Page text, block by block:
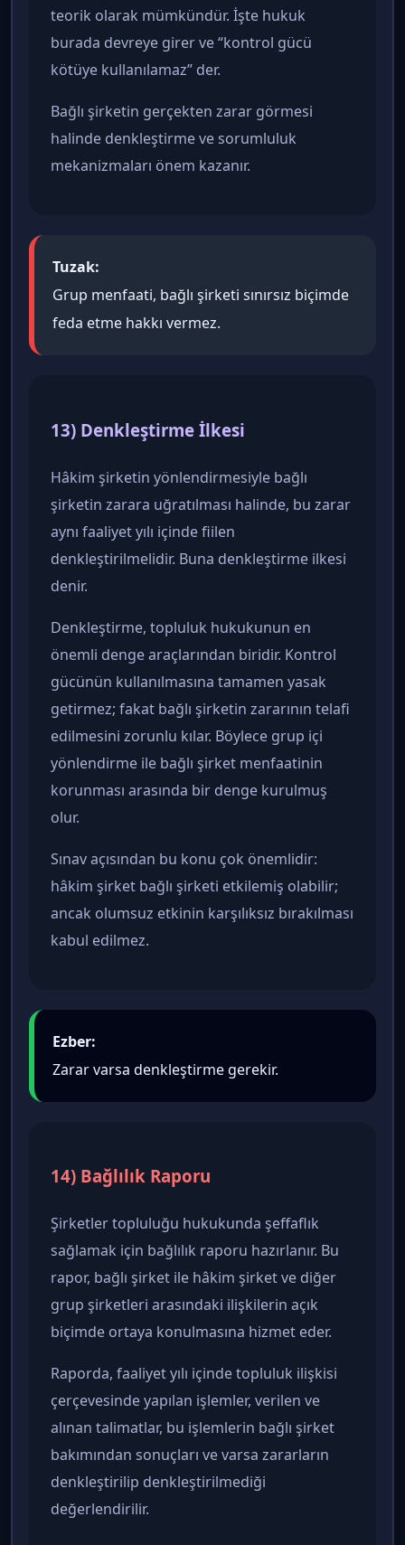
teorik olarak mümkündür. İşte hukuk
burada devreye girer ve “kontrol gücü
kötüye kullanılamaz” der.
Bağlı şirketin gerçekten zarar görmesi
halinde denkleştirme ve sorumluluk
mekanizmaları önem kazanır.
Tuzak:
Grup menfaati, bağlı şirketi sınırsız biçimde
feda etme hakkı vermez.
13) Denkleştirme İlkesi
Hâkim şirketin yönlendirmesiyle bağlı
şirketin zarara uğratılması halinde, bu zarar
aynı faaliyet yılı içinde fiilen
denkleştirilmelidir. Buna denkleştirme ilkesi
denir.
Denkleştirme, topluluk hukukunun en
önemli denge araçlarından biridir. Kontrol
gücünün kullanılmasına tamamen yasak
getirmez; fakat bağlı şirketin zararının telafi
edilmesini zorunlu kılar. Böylece grup içi
yönlendirme ile bağlı şirket menfaatinin
korunması arasında bir denge kurulmuş
olur.
Sınav açısından bu konu çok önemlidir:
hâkim şirket bağlı şirketi etkilemiş olabilir;
ancak olumsuz etkinin karşılıksız bırakılması
kabul edilmez.
Ezber:
Zarar varsa denkleştirme gerekir.
14) Bağlılık Raporu
Şirketler topluluğu hukukunda şeffaflık
sağlamak için bağlılık raporu hazırlanır. Bu
rapor, bağlı şirket ile hâkim şirket ve diğer
grup şirketleri arasındaki ilişkilerin açık
biçimde ortaya konulmasına hizmet eder.
Raporda, faaliyet yılı içinde topluluk ilişkisi
çerçevesinde yapılan işlemler, verilen ve
alınan talimatlar, bu işlemlerin bağlı şirket
bakımından sonuçları ve varsa zararların
denkleştirilip denkleştirilmediği
değerlendirilir.